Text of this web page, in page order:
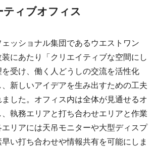
ティブオフィス
ッショナル集団であるウエストワン
にあたり「クリエイティブな空間にし
受け、働く人どうしの交流を活性化
新しいアイデアを生み出すための工夫
した。オフィス内は全体が見通せるオ
執務エリアと打ち合わせエリアと作業
リアには天吊モニターや大型ディスプ
い打ち合わせや情報共有を可能にしま